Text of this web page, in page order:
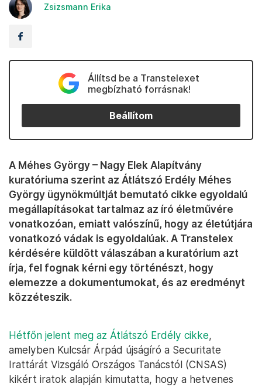
Zsizsmann Erika
Állítsd be a Transtelexet
megbízható forrásnak!
Beállítom
A Méhes György – Nagy Elek Alapítvány
kuratóriuma szerint az Átlátszó Erdély Méhes
György ügynökmúltját bemutató cikke egyoldalú
megállapításokat tartalmaz az író életművére
vonatkozóan, emiatt valószínű, hogy az életútjára
vonatkozó vádak is egyoldalúak. A Transtelex
kérdésére küldött válaszában a kuratórium azt
írja, fel fognak kérni egy történészt, hogy
elemezze a dokumentumokat, és az eredményt
közzéteszik.
Hétfőn jelent meg az Átlátszó Erdély cikke,
amelyben Kulcsár Árpád újságíró a Securitate
Irattárát Vizsgáló Országos Tanácstól (CNSAS)
kikért iratok alapján kimutatta, hogy a hetvenes